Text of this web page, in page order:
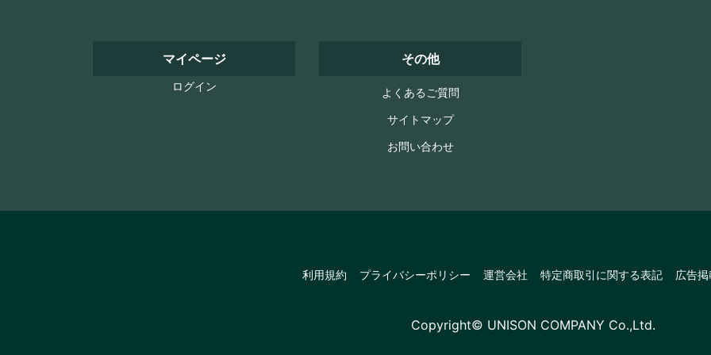
マイページ
ログイン
その他
よくあるご質問
サイトマップ
お問い合わせ
利用規約 プライバシーポリシー 運営会社 特定商取引に関する表記 広告
Copyright© UNISON COMPANY Co.,Ltd.